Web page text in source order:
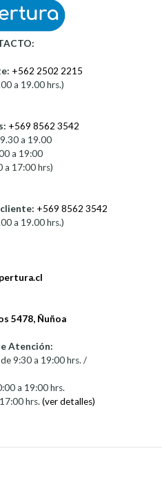
+562 2502 2215
a 19.00 hrs.)
+569 8562 3542
a 19.00
a 19:00
a 17:00 hrs)
+569 8562 3542
a 19.00 hrs.)
5478, Ñuñoa
Atención:
9:30 a 19:00 hrs. /
a 19:00 hrs.
hrs.(ver detalles)